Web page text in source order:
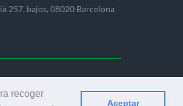
recoger
Aceptar
257, bajos, 08020 Barcelona